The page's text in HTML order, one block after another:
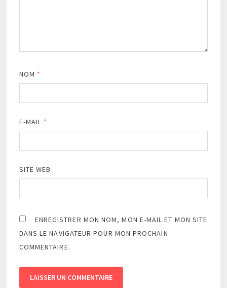
NOM *
E-MAIL *
SITE WEB
ENREGISTRER MON NOM, MON E-MAIL ET MON SITE
DANS LE NAVIGATEUR POUR MON PROCHAIN
COMMENTAIRE.